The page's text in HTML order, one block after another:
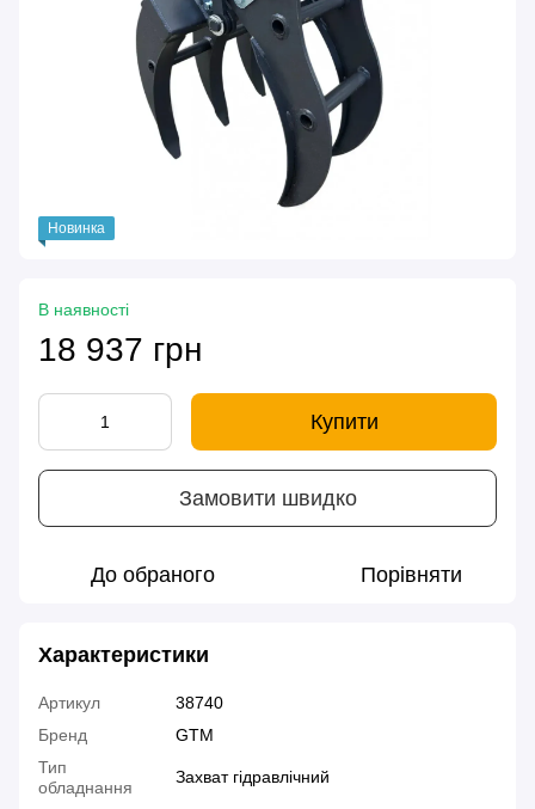
Новинка
В наявності
18 937 грн
Купити
Замовити швидко
До обраного Порівняти
Характеристики
Артикул
38740
Бренд
GTM
Тип
обладнання
Захват гідравлічний